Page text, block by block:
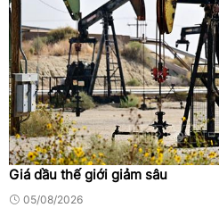
Giá dầu thế giới giảm sâu
05/08/2026